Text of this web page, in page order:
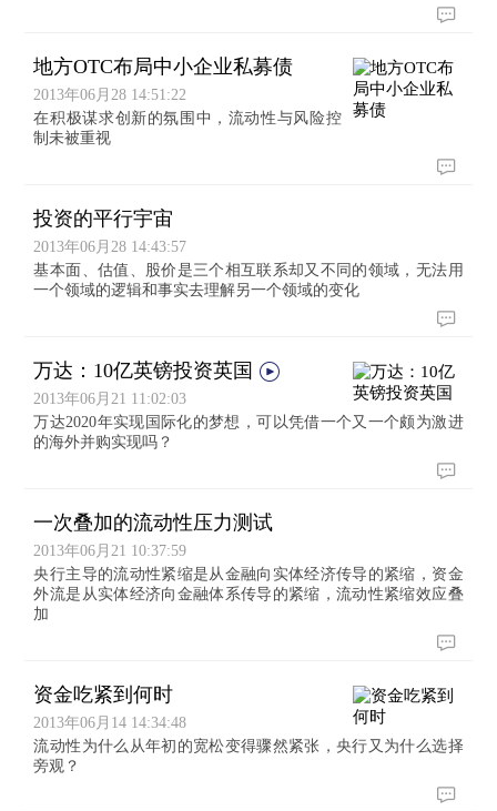
地方OTC布局中小企业私募债
2013年06月28 14:51:22
在积极谋求创新的氛围中，流动性与风险控
制未被重视
投资的平行宇宙
2013年06月28 14:43:57
基本面、估值、股价是三个相互联系却又不同的领域，无法用
一个领域的逻辑和事实去理解另一个领域的变化
万达：10亿英镑投资英国
2013年06月21 11:02:03
万达2020年实现国际化的梦想，可以凭借一个又一个颇为激进
的海外并购实现吗？
一次叠加的流动性压力测试
2013年06月21 10:37:59
央行主导的流动性紧缩是从金融向实体经济传导的紧缩，资金
外流是从实体经济向金融体系传导的紧缩，流动性紧缩效应叠
加
资金吃紧到何时
2013年06月14 14:34:48
流动性为什么从年初的宽松变得骤然紧张，央行又为什么选择
旁观？